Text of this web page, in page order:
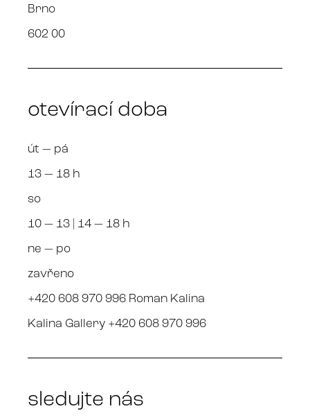
Brno
602 00
otevírací doba
út — pá
13 — 18 h
so
10 — 13 | 14 — 18 h
ne — po
zavřeno
+420 608 970 996 Roman Kalina
Kalina Gallery +420 608 970 996
sledujte nás